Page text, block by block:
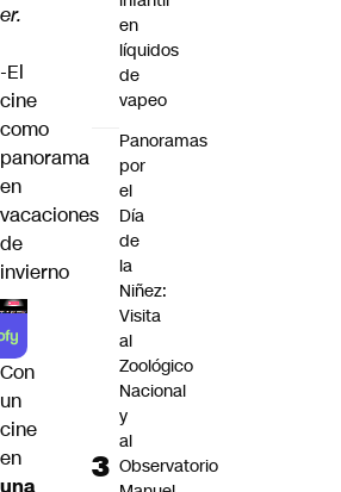
er.
-El
cine
como
panorama
en
vacaciones
de
invierno
Con
un
cine
en
en
líquidos
de
vapeo
Panoramas
por
el
Día
de
la
Niñez:
Visita
al
Zoológico
Nacional
y
al
Observatorio